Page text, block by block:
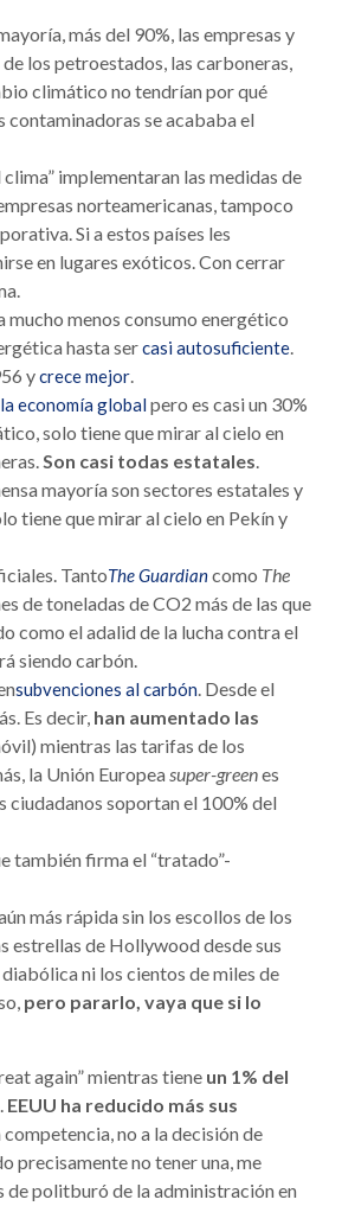
más del 90%, las empresas y
los petroestados, las carboneras,
climático no tendrían por qué
contaminadoras se acababa el
implementaran las medidas de
norteamericanas, tampoco
Si a estos países les
en lugares exóticos. Con cerrar
mucho menos consumo energético
hasta sercasi autosuficiente.
ycrece mejor.
economía global pero es casi un 30%
solo tiene que mirar al cielo en
Son casi todas estatales.
mayoría son sectores estatales y
tiene que mirar al cielo en Pekín y
TantoThe Guardiancomo The
de toneladas de CO2 más de las que
como el adalid de la lucha contra el
siendo carbón.
subvenciones al carbón. Desde el
Es decir, han aumentado las
mientras las tarifas de los
la Unión Europeasuper-greenes
ciudadanos soportan el 100% del
también firma el “tratado”-
más rápida sin los escollos de los
estrellas de Hollywood desde sus
ni los cientos de miles de
pero pararlo, vaya que si lo
again” mientras tiene un 1% del
EEUU ha reducido más sus
competencia, no a la decisión de
precisamente no tener una, me
de politburó de la administración en